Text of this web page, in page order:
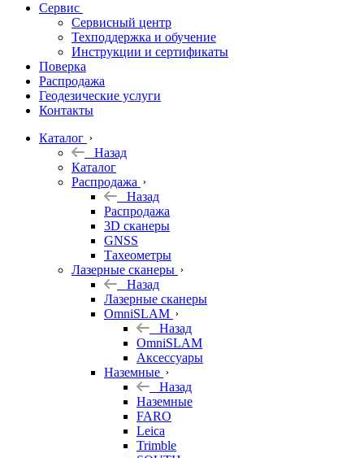
Софт
Георадары
Акции
Гидрография
Подбор
оборудования
по задачам
Архив
Геодезическое
оборудование
Сервис
Сервисный центр
Техподдержка и обучение
Инструкции и сертификаты
Поверка
Распродажа
Геодезические услуги
Контакты
Каталог
Назад
Каталог
Распродажа
Назад
Распродажа
3D сканеры
GNSS
Тахеометры
Лазерные сканеры
Назад
Лазерные сканеры
OmniSLAM
Назад
OmniSLAM
Аксессуары
Наземные
Назад
Наземные
FARO
Leica
Trimble